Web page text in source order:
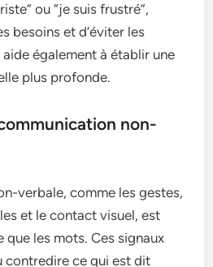
ou “je suis frustré”,
besoins et d’éviter les
également à établir une
plus profonde.
non-
verbale, comme les gestes,
et le contact visuel, est
les mots. Ces signaux
contredire ce qui est dit